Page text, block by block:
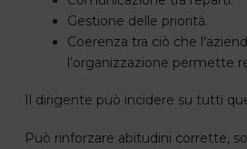
Gestione delle priorità.
Coerenza tra ciò che
l’organizzazione permette
Il dirigente può incidere su tutti
Può rinforzare abitudini corrette,